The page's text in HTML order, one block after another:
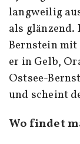
langweilig
als glänzend.
Bernstein
er in Gelb,
Ostsee-
und scheint
Wo findet